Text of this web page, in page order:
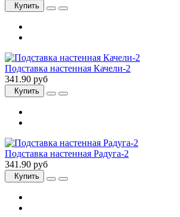
Купить
Подставка настенная Качели-2
341.90 руб
Купить
Подставка настенная Радуга-2
341.90 руб
Купить